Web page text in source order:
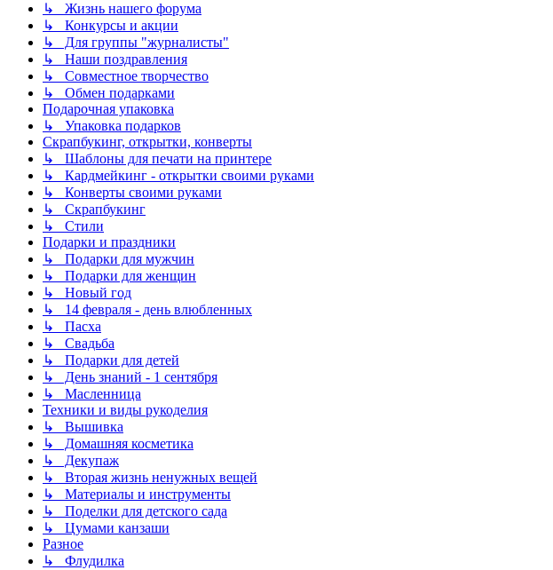
↳ Жизнь нашего форума
↳ Конкурсы и акции
↳ Для группы "журналисты"
↳ Наши поздравления
↳ Совместное творчество
↳ Обмен подарками
Подарочная упаковка
↳ Упаковка подарков
Скрапбукинг, открытки, конверты
↳ Шаблоны для печати на принтере
↳ Кардмейкинг - открытки своими руками
↳ Конверты своими руками
↳ Скрапбукинг
↳ Стили
Подарки и праздники
↳ Подарки для мужчин
↳ Подарки для женщин
↳ Новый год
↳ 14 февраля - день влюбленных
↳ Пасха
↳ Свадьба
↳ Подарки для детей
↳ День знаний - 1 сентября
↳ Масленница
Техники и виды рукоделия
↳ Вышивка
↳ Домашняя косметика
↳ Декупаж
↳ Вторая жизнь ненужных вещей
↳ Материалы и инструменты
↳ Поделки для детского сада
↳ Цумами канзаши
Разное
↳ Флудилка